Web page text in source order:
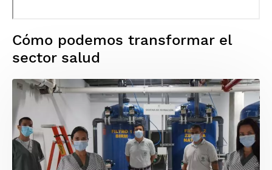
Cómo podemos transformar el
sector salud
Imagen